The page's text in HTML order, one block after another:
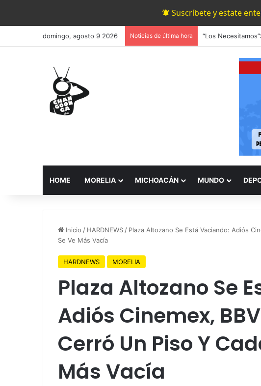
Suscríbete y estate
domingo, agosto 9 2026 Noticias de última hora
HOME MORELIA MICHOACÁN MUNDO
Inicio / HARDNEWS / Plaza Altozano Se Está Vaciando: Adiós
Se Ve Más Vacía
HARDNEWS MORELIA
Plaza Altozano Se
Adiós Cinemex,
Cerró Un Piso Y
Más Vacía